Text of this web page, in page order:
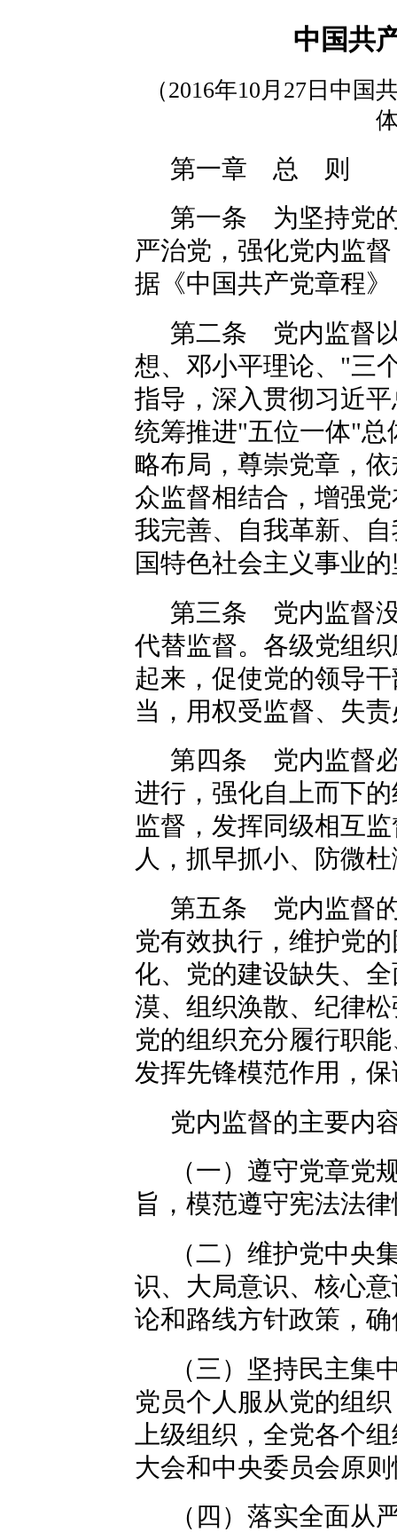
中国共
（2016年10月27日中
第一章 总 则
第一条 为坚持党
严治党，强化党内监
据《中国共产党章程
第二条 党内监督
想、邓小平理论、"三
指导，深入贯彻习近
统筹推进"五位一体"
略布局，尊崇党章，
众监督相结合，增强
我完善、自我革新、
国特色社会主义事业
第三条 党内监督
代替监督。各级党组
起来，促使党的领导
当，用权受监督、失
第四条 党内监督
进行，强化自上而下
监督，发挥同级相互
人，抓早抓小、防微
第五条 党内监督
党有效执行，维护党
化、党的建设缺失、
漠、组织涣散、纪律
党的组织充分履行职
发挥先锋模范作用，
党内监督的主要内
（一）遵守党章党
旨，模范遵守宪法法
（二）维护党中央
识、大局意识、核心
论和路线方针政策，
（三）坚持民主集
党员个人服从党的组
上级组织，全党各个
大会和中央委员会原
（四）落实全面从